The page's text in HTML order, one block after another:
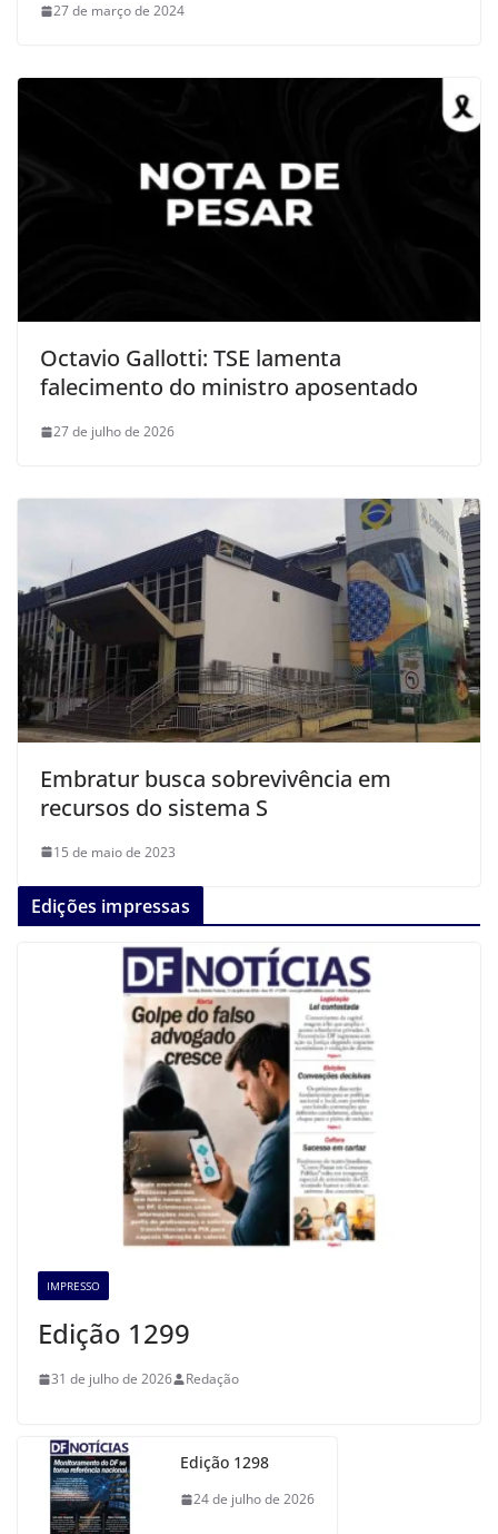
27 de março de 2024
Octavio Gallotti: TSE lamenta
falecimento do ministro aposentado
27 de julho de 2026
Embratur busca sobrevivência em
recursos do sistema S
15 de maio de 2023
Edições impressas
IMPRESSO
Edição 1299
31 de julho de 2026 Redação
Edição 1298
24 de julho de 2026